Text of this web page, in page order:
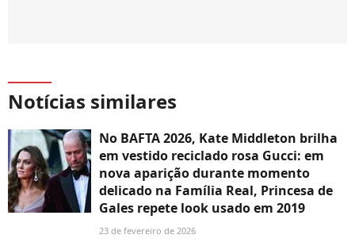
Notícias similares
No BAFTA 2026, Kate Middleton brilha
em vestido reciclado rosa Gucci: em
nova aparição durante momento
delicado na Família Real, Princesa de
Gales repete look usado em 2019
23 de fevereiro de 2026